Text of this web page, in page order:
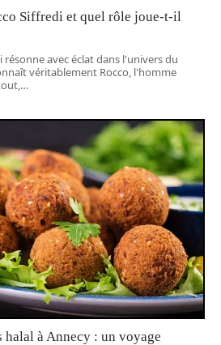
Siffredi et quel rôle joue-t-il
avec éclat dans l'univers du
véritablement Rocco, l'homme
…
halal à Annecy : un voyage